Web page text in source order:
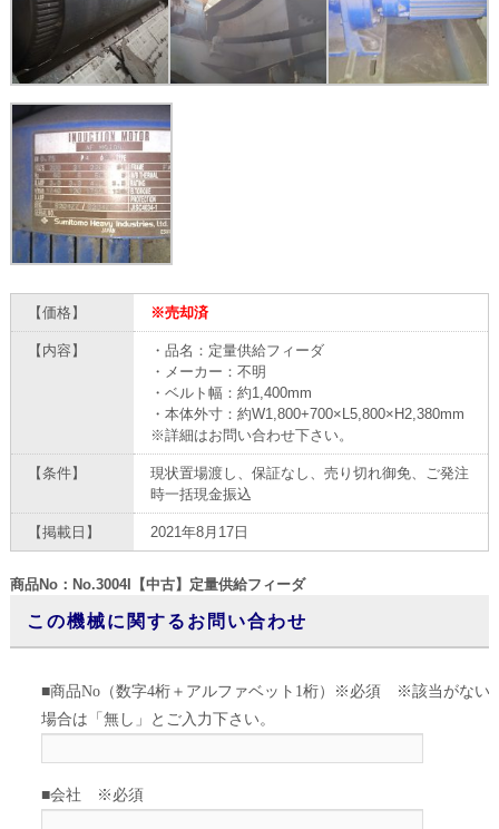
【価格】 ※売却済
【内容】
・品名：定量供給フィーダ
・メーカー：不明
・ベルト幅：約1,400mm
・本体外寸：約W1,800+700×L5,800×H2,380mm
※詳細はお問い合わせ下さい。
【条件】
現状置場渡し、保証なし、売り切れ御免、ご発注
時一括現金振込
【掲載日】 2021年8月17日
商品No：No.3004I【中古】定量供給フィーダ
この機械に関するお問い合わせ